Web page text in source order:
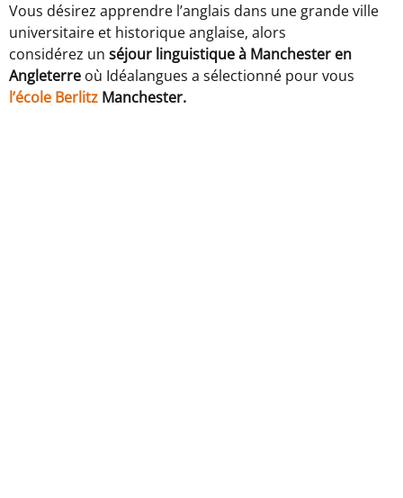
Vous désirez apprendre l’anglais dans une grande ville
universitaire et historique anglaise, alors
considérez un séjour linguistique à Manchester en
Angleterre où Idéalangues a sélectionné pour vous
l’école Berlitz Manchester.